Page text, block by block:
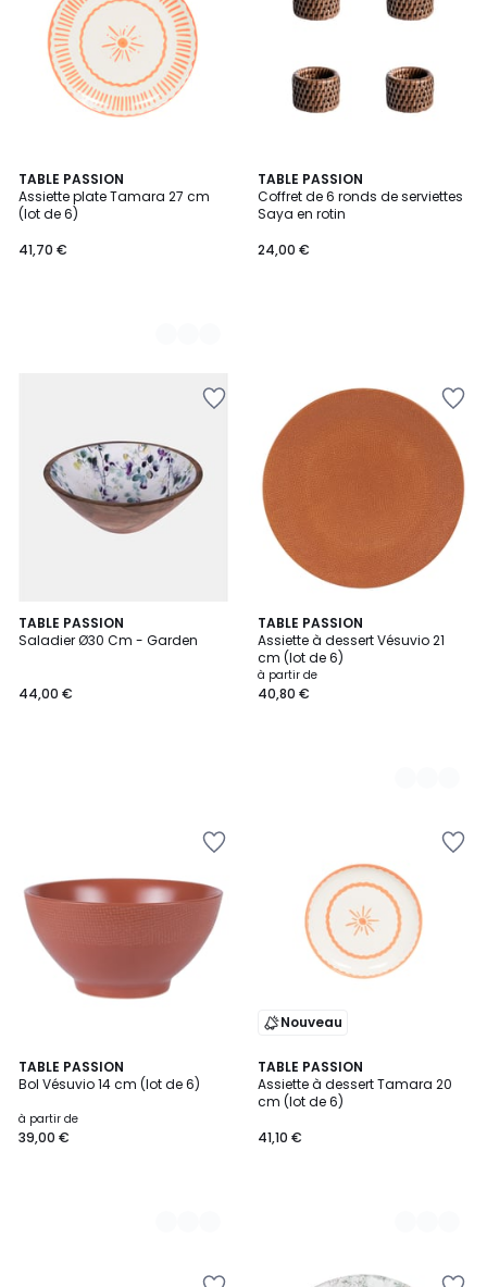
TABLE PASSION
Assiette plate Tamara 27 cm
(lot de 6)
41,70 €
2
Couleurs
TABLE PASSION
Coffret de 6 ronds de serviettes
Saya en rotin
24,00 €
TABLE PASSION
Saladier Ø30 Cm - Garden
44,00 €
TABLE PASSION
Assiette à dessert Vésuvio 21
cm (lot de 6)
à partir de
40,80 €
5
Couleurs
TABLE PASSION
Bol Vésuvio 14 cm (lot de 6)
à partir de
39,00 €
5
Couleurs
Nouveau
TABLE PASSION
Assiette à dessert Tamara 20
cm (lot de 6)
41,10 €
2
Couleurs